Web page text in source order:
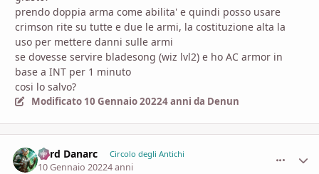
prendo doppia arma come abilita' e quindi posso usare
crimson rite su tutte e due le armi, la costituzione alta la
uso per mettere danni sulle armi
se dovesse servire bladesong (wiz lvl2) e ho AC armor in
base a INT per 1 minuto
cosi lo salvo?
Modificato 10 Gennaio 20224 anni da Denun
Lord Danarc Circolo degli Antichi
10 Gennaio 20224 anni